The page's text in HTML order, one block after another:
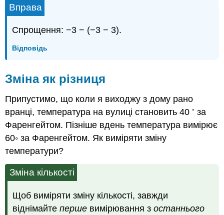
Вправа
Спрощення: −3 − (−3 − 3).
Відповідь
Зміна як різниця
Припустимо, що коли я виходжу з дому рано
вранці, температура на вулиці становить 40◦ за
Фаренгейтом. Пізніше вдень температура вимірює
60◦ за Фаренгейтом. Як виміряти зміну
температури?
Зміна кількості
Щоб виміряти зміну кількості, завжди
віднімайтеперше вимірювання зостаннього